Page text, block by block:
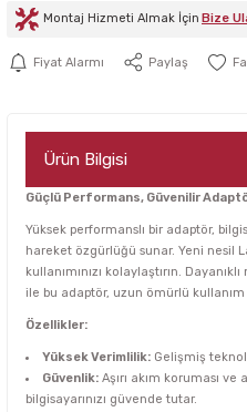
Montaj Hizmeti Almak İçin Bize
Fiyat Alarmı Paylaş
Ürün Bilgisi
Güçlü Performans, Güvenilir
Yüksek performanslı bir adaptör,
hareket özgürlüğü sunar. Yeni nesil
kullanımınızı kolaylaştırın.
ile bu adaptör, uzun ömürlü
Özellikler:
Yüksek Verimlilik: Gelişmiş
Güvenlik: Aşırı akım koruması ve
bilgisayarınızı güvende tutar.